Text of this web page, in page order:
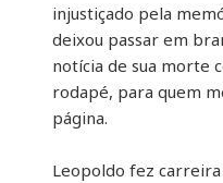
injustiçado pela
deixou passar em
notícia de sua morte
rodapé, para quem
página.
Leopoldo fez carreira